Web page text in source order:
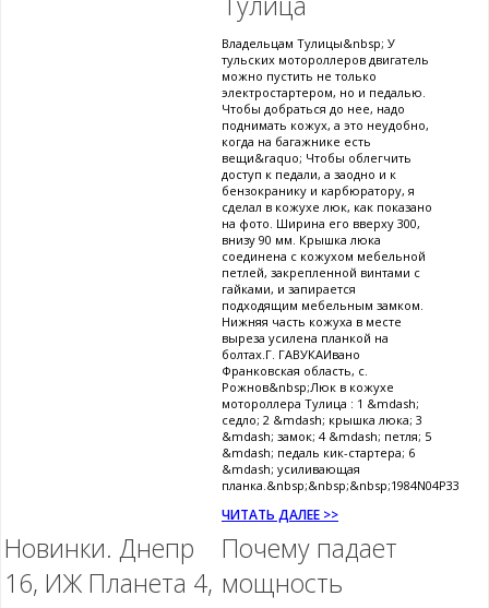
Владельцам Тулицы&nbsp; У
тульских мотороллеров двигатель
можно пустить не только
электростартером, но и педалью.
Чтобы добраться до нее, надо
поднимать кожух, а это неудобно,
когда на багажнике есть
вещи&raquo; Чтобы облегчить
доступ к педали, а заодно и к
бензокранику и карбюратору, я
сделал в кожухе люк, как показано
на фото. Ширина его вверху 300,
внизу 90 мм. Крышка люка
соединена с кожухом мебельной
петлей, закрепленной винтами с
гайками, и запирается
подходящим мебельным замком.
Нижняя часть кожуха в месте
выреза усилена планкой на
болтах.Г. ГАВУКАИвано
Франковская область, с.
Рожнов&nbsp;Люк в кожухе
мотороллера Тулица : 1 &mdash;
седло; 2 &mdash; крышка люка; 3
&mdash; замок; 4 &mdash; петля; 5
&mdash; педаль кик-стартера; 6
&mdash; усиливающая
планка.&nbsp;&nbsp;&nbsp;1984N04P33
ЧИТАТЬ ДАЛЕЕ >>
Новинки. Днепр
16, ИЖ Планета 4,
Почему падает
мощность